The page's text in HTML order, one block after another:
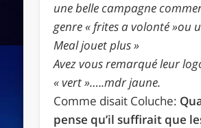
une belle campagne
genre « frites a volonté »ou
Meal jouet plus »
Avez vous remarqué leur
« vert »…..mdr jaune.
Comme disait Coluche:
pense qu’il suffirait que